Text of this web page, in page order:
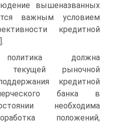
вышеназванных
важным условием
кредитной
должна
текущей рыночной
кредитной
банка в
необходима
положений,